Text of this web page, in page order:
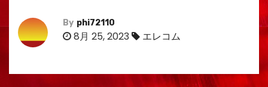
By phi72110
8月 25, 2023 エレコム